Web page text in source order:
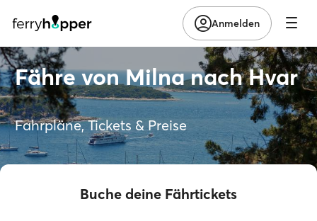
Anmelden
Fähre von Milna nach Hvar
Fahrpläne, Tickets & Preise
Buche deine Fährtickets